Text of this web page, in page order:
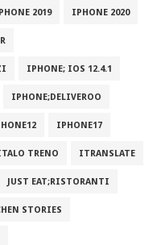
2019 IPHONE 2020
IPHONE; IOS 12.4.1
IPHONE;DELIVEROO
IPHONE17
TRENO ITRANSLATE
JUST EAT;RISTORANTI
STORIES